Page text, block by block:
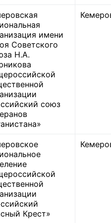
КО”
2024 г.
имени
Советского
Н.А.
союз
Крест»